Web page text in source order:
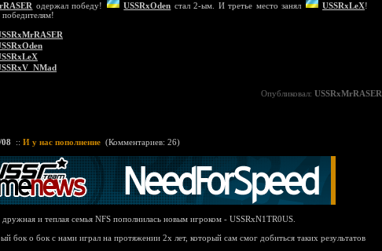
одержал победу! USSRxOden стал 2-ым. И третье место занял USSRxLeX!
победителям!
Опубликовал: USSRxMrRASER
08 :: И у нас пополнение (Комментариев: 26)
и теплая семья NFS пополнилась новым игроком - USSRxN1TR0US.
бок о бок с нами играл на протяжении 2х лет, который сам смог добиться таких результатов